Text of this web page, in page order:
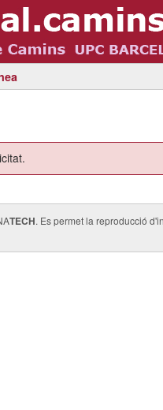
TECH. Es permet la reproducció